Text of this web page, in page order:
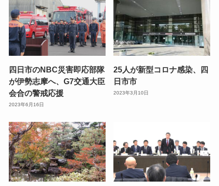
四日市のNBC災害即応部隊
が伊勢志摩へ、G7交通大臣
会合の警戒応援
2023年6月16日
25人が新型コロナ感染、四
日市市
2023年3月10日